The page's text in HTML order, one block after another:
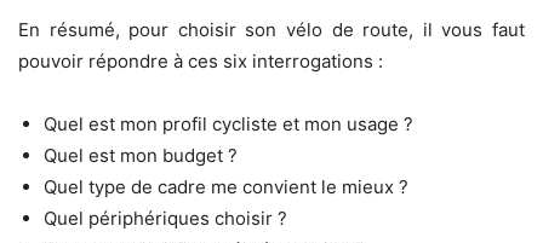
En résumé, pour choisir son vélo de route, il vous faut
pouvoir répondre à ces six interrogations :
Quel est mon profil cycliste et mon usage ?
Quel est mon budget ?
Quel type de cadre me convient le mieux ?
Quel périphériques choisir ?